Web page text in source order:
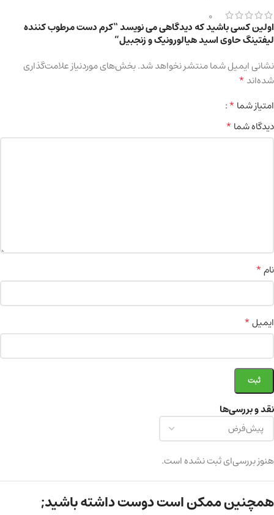
0
نقد و بررسی‌ها
هنوز بررسی‌ای ثبت نشده است.
اولین کسی باشید که دیدگاهی می نویسد “کرم دست مرطوب کننده
لیفتینگ حاوی اسید هیالورونیک و زنجبیل”
نشانی ایمیل شما منتشر نخواهد شد.بخش‌های موردنیاز علامت‌گذاری
شده‌اند*
امتیاز شما*
دیدگاه شما*
نام*
ایمیل*
همچنین ممکن است دوست داشته باشید;